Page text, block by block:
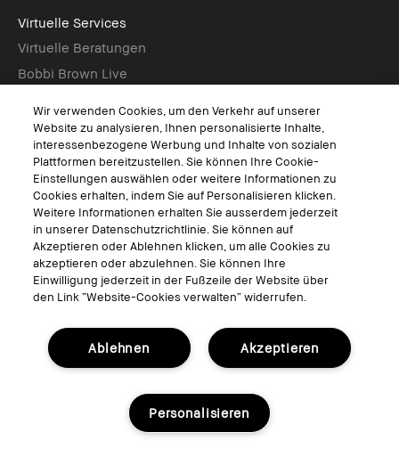
Virtuelle Services
Virtuelle Beratungen
Bobbi Brown Live
Folgen
© Bobbi Brown Professional Cosmetics, Inc. Alle Rechte vorbehalten.
Allgemeine Geschäftsbedingungen
Nutzungsbedingungen
Datenschutzerklärung
Cookies der Webseite verwalten
Wir verwenden Cookies, um den Verkehr auf unserer
Website zu analysieren, Ihnen personalisierte Inhalte,
interessenbezogene Werbung und Inhalte von sozialen
Plattformen bereitzustellen. Sie können Ihre Cookie-
Einstellungen auswählen oder weitere Informationen zu
Cookies erhalten, indem Sie auf Personalisieren klicken.
Weitere Informationen erhalten Sie ausserdem jederzeit
in unserer Datenschutzrichtlinie. Sie können auf
Akzeptieren oder Ablehnen klicken, um alle Cookies zu
akzeptieren oder abzulehnen. Sie können Ihre
Einwilligung jederzeit in der Fußzeile der Website über
den Link “Website-Cookies verwalten“ widerrufen.
Akzeptieren
Ablehnen
Personalisieren